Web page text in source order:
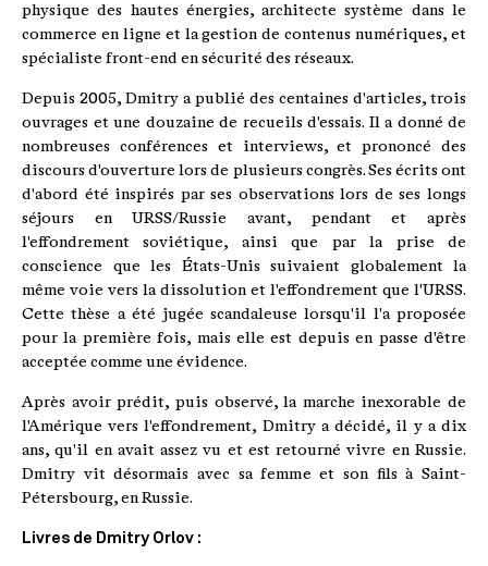
physique des hautes énergies, architecte système dans le
commerce en ligne et la gestion de contenus numériques, et
spécialiste front-end en sécurité des réseaux.
Depuis 2005, Dmitry a publié des centaines d'articles, trois
ouvrages et une douzaine de recueils d'essais. Il a donné de
nombreuses conférences et interviews, et prononcé des
discours d'ouverture lors de plusieurs congrès. Ses écrits ont
d'abord été inspirés par ses observations lors de ses longs
séjours en URSS/Russie avant, pendant et après
l'effondrement soviétique, ainsi que par la prise de
conscience que les États-Unis suivaient globalement la
même voie vers la dissolution et l'effondrement que l'URSS.
Cette thèse a été jugée scandaleuse lorsqu'il l'a proposée
pour la première fois, mais elle est depuis en passe d'être
acceptée comme une évidence.
Après avoir prédit, puis observé, la marche inexorable de
l'Amérique vers l'effondrement, Dmitry a décidé, il y a dix
ans, qu'il en avait assez vu et est retourné vivre en Russie.
Dmitry vit désormais avec sa femme et son fils à Saint-
Pétersbourg, en Russie.
Livres de Dmitry Orlov :